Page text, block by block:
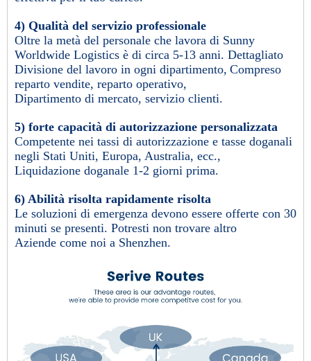
4) Qualità del servizio professionale
Oltre la metà del personale che lavora di Sunny
Worldwide Logistics è di circa 5-13 anni. Dettagliato
Divisione del lavoro in ogni dipartimento, Compreso
reparto vendite, reparto operativo,
Dipartimento di mercato, servizio clienti.
5) forte capacità di autorizzazione personalizzata
Competente nei tassi di autorizzazione e tasse doganali
negli Stati Uniti, Europa, Australia, ecc.,
Liquidazione doganale 1-2 giorni prima.
6) Abilità risolta rapidamente risolta
Le soluzioni di emergenza devono essere offerte con 30
minuti se presenti. Potresti non trovare altro
Aziende come noi a Shenzhen.